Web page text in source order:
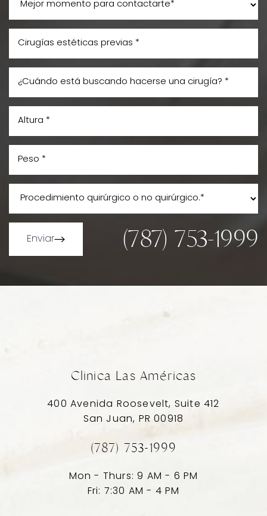
Enviar (787) 753-1999
Clinica Las Américas
400 Avenida Roosevelt, Suite 412
San Juan, PR 00918
(787) 753-1999
Mon - Thurs: 9 AM - 6 PM
Fri: 7:30 AM - 4 PM
Line Height